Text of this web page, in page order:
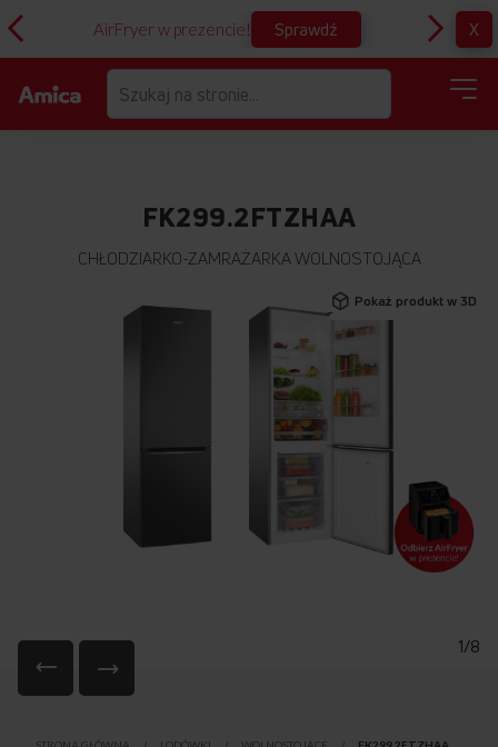
AirFryer w prezencie! Sprawdź X
FK299.2FTZHAA
CHŁODZIARKO-ZAMRAŻARKA WOLNOSTOJĄCA
Pokaż produkt w 3D
1/8